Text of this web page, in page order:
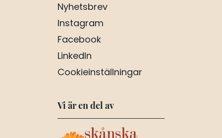
Nyhetsbrev
Instagram
Facebook
LinkedIn
Cookieinställningar
Vi är en del av